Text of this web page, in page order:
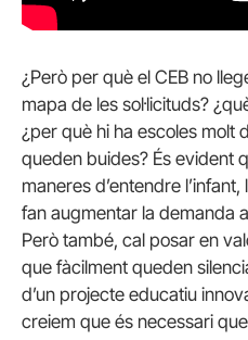
¿Però per què el CEB no
mapa de les sol·licituds?
¿per què hi ha escoles molt
queden buides? És evident
maneres d’entendre l’infant,
fan augmentar la demanda
Però també, cal posar en
que fàcilment queden
d’un projecte educatiu
creiem que és necessari